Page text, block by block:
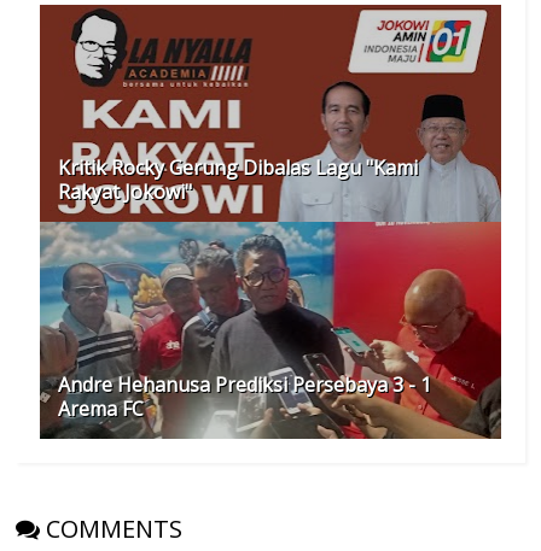
Kritik Rocky Gerung Dibalas Lagu "Kami
Rakyat Jokowi"
Andre Hehanusa Prediksi Persebaya 3 - 1
Arema FC
COMMENTS